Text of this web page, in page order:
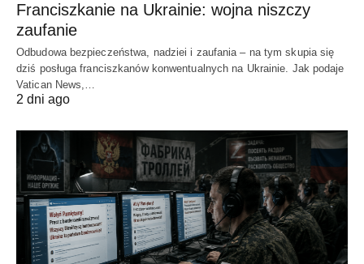
Franciszkanie na Ukrainie: wojna niszczy
zaufanie
Odbudowa bezpieczeństwa, nadziei i zaufania – na tym skupia się
dziś posługa franciszkanów konwentualnych na Ukrainie. Jak podaje
Vatican News,…
2 dni ago